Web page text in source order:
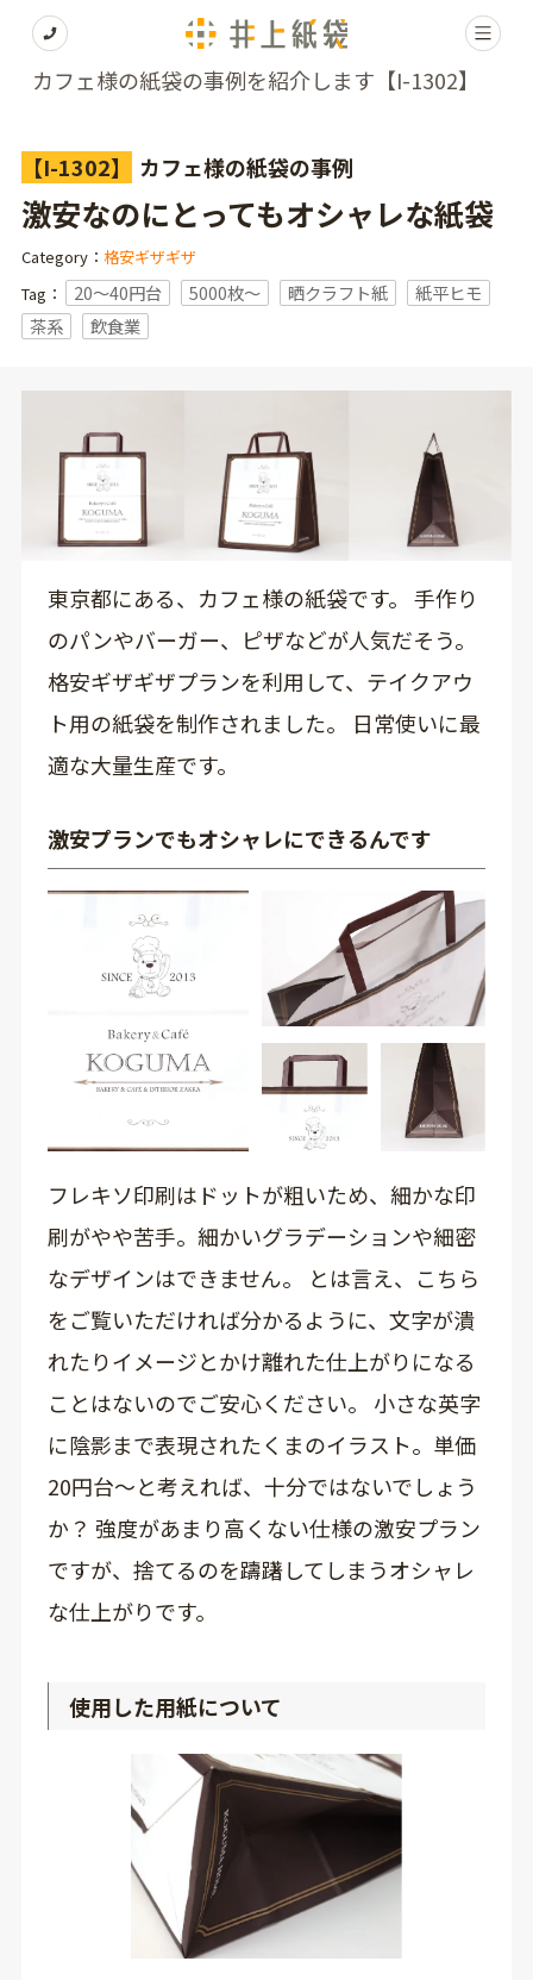
カフェ様の紙袋の事例を紹介します【I-1302】
【I-1302】 カフェ様の紙袋の事例
激安なのにとってもオシャレな紙袋
Category： 格安ギザギザ
Tag：
20～40円台 5000枚〜 晒クラフト紙
紙平ヒモ
茶系
飲食業
東京都にある、カフェ様の紙袋です。 手作り
のパンやバーガー、ピザなどが人気だそう。
格安ギザギザプランを利用して、テイクアウ
ト用の紙袋を制作されました。 日常使いに最
適な大量生産です。
激安プランでもオシャレにできるんです
フレキソ印刷はドットが粗いため、細かな印
刷がやや苦手。細かいグラデーションや細密
なデザインはできません。 とは言え、こちら
をご覧いただければ分かるように、文字が潰
れたりイメージとかけ離れた仕上がりになる
ことはないのでご安心ください。 小さな英字
に陰影まで表現されたくまのイラスト。単価
20円台～と考えれば、十分ではないでしょう
か？ 強度があまり高くない仕様の激安プラン
ですが、捨てるのを躊躇してしまうオシャレ
な仕上がりです。
使用した用紙について